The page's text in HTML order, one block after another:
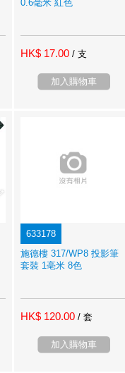
0.6毫米 紅色
HK$ 17.00 / 支
加入購物車
633178
施德樓 317/WP8 投影筆
套裝 1亳米 8色
HK$ 120.00 / 套
加入購物車